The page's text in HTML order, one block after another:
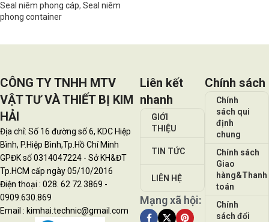
Seal niêm phong cáp, Seal niêm
phong container
CÔNG TY TNHH MTV
VẬT TƯ VÀ THIẾT BỊ KIM
HẢI
Địa chỉ: Số 16 đường số 6, KDC Hiệp
Bình, P.Hiệp Bình,Tp.Hồ Chí Minh
GPĐK số 0314047224 - Sở KH&ĐT
Tp.HCM cấp ngày 05/10/2016
Điện thoại : 028. 62 72 3869 -
0909.630.869
Email : kimhai.technic@gmail.com
Liên kết
nhanh
GIỚI
THIỆU
TIN TỨC
LIÊN HỆ
Mạng xã hội:
Chính sách
Chính
sách qui
định
chung
Chính sách
Giao
hàng&Thanh
toán
Chính
sách đổi